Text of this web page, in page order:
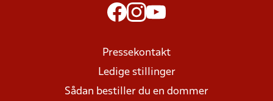
Pressekontakt
Ledige stillinger
Sådan bestiller du en dommer